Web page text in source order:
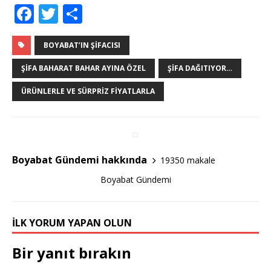
F
a
c
e
b
k
T
w
it
te
r
h
ar
e
BOYABAT’IN ŞIFACISI
ŞIFA BAHARAT BAHAR AYINA ÖZEL ŞIFA DAĞITIYOR…
ÜRÜNLERLE VE SÜRPRIZ FIYATLARLA
Boyabat Gündemi hakkında
19350 makale
Boyabat Gündemi
İLK YORUM YAPAN OLUN
Bir yanıt bırakın